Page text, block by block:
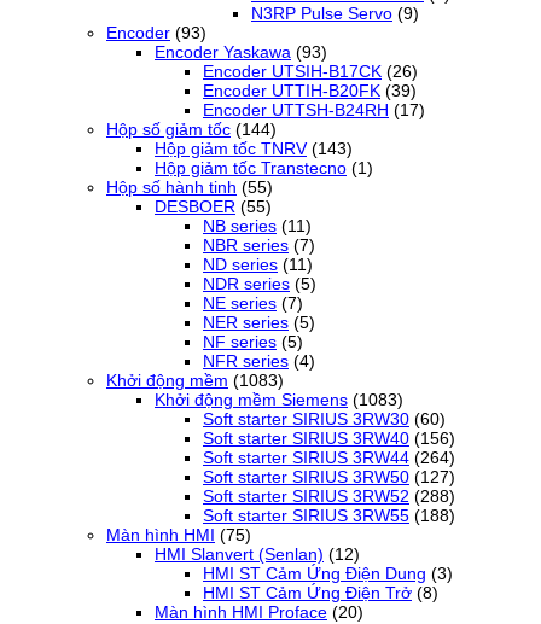
N3RP Pulse Servo (9)
Encoder (93)
Encoder Yaskawa (93)
Encoder UTSIH-B17CK (26)
Encoder UTTIH-B20FK (39)
Encoder UTTSH-B24RH (17)
Hộp số giảm tốc (144)
Hộp giảm tốc TNRV (143)
Hộp giảm tốc Transtecno (1)
Hộp số hành tinh (55)
DESBOER (55)
NB series (11)
NBR series (7)
ND series (11)
NDR series (5)
NE series (7)
NER series (5)
NF series (5)
NFR series (4)
Khởi động mềm (1083)
Khởi động mềm Siemens (1083)
Soft starter SIRIUS 3RW30 (60)
Soft starter SIRIUS 3RW40 (156)
Soft starter SIRIUS 3RW44 (264)
Soft starter SIRIUS 3RW50 (127)
Soft starter SIRIUS 3RW52 (288)
Soft starter SIRIUS 3RW55 (188)
Màn hình HMI (75)
HMI Slanvert (Senlan) (12)
HMI ST Cảm Ứng Điện Dung (3)
HMI ST Cảm Ứng Điện Trở (8)
Màn hình HMI Proface (20)